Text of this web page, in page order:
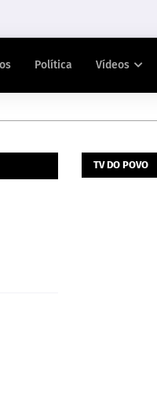
Política Vídeos
TV DO POVO